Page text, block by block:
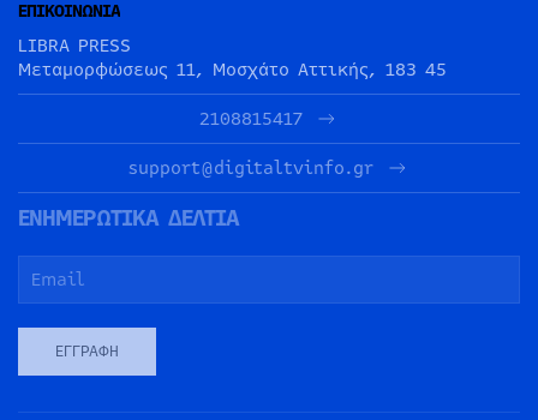
ΕΠΙΚΟΙΝΩΝΙΑ
LIBRA PRESS
Μεταμορφώσεως 11, Μοσχάτο Αττικής, 183 45
2108815417
support@digitaltvinfo.gr
ΕΝΗΜΕΡΩΤΙΚΑ ΔΕΛΤΙΑ
ΕΓΓΡΑΦΉ